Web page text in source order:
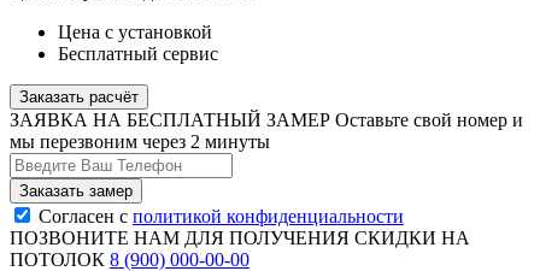
Цена с установкой
Бесплатный сервис
Заказать расчёт
ЗАЯВКА НА БЕСПЛАТНЫЙ ЗАМЕР Оставьте свой номер и
мы перезвоним через 2 минуты
Согласен с политикой конфиденциальности
ПОЗВОНИТЕ НАМ ДЛЯ ПОЛУЧЕНИЯ СКИДКИ НА
ПОТОЛОК 8 (900) 000-00-00